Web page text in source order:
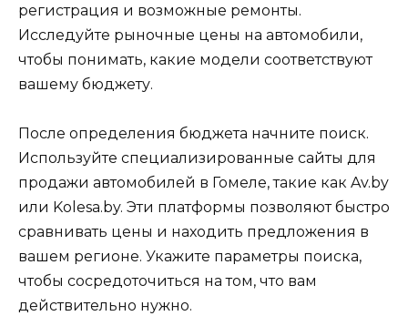
регистрация и возможные ремонты.
Исследуйте рыночные цены на автомобили,
чтобы понимать, какие модели соответствуют
вашему бюджету.
После определения бюджета начните поиск.
Используйте специализированные сайты для
продажи автомобилей в Гомеле, такие как Av.by
или Kolesa.by. Эти платформы позволяют быстро
сравнивать цены и находить предложения в
вашем регионе. Укажите параметры поиска,
чтобы сосредоточиться на том, что вам
действительно нужно.